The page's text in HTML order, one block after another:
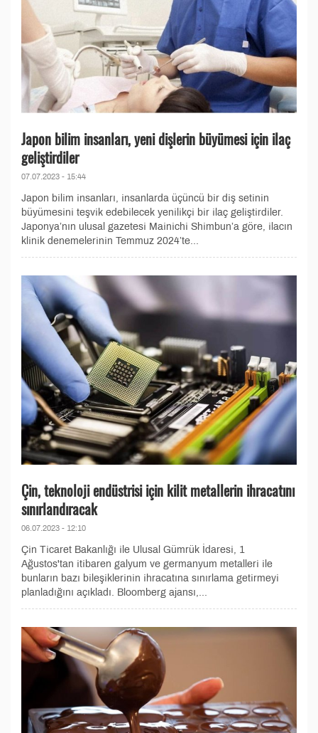
Japon bilim insanları, yeni dişlerin büyümesi için ilaç
geliştirdiler
07.07.2023 - 15:44
Japon bilim insanları, insanlarda üçüncü bir diş setinin
büyümesini teşvik edebilecek yenilikçi bir ilaç geliştirdiler.
Japonya’nın ulusal gazetesi Mainichi Shimbun’a göre, ilacın
klinik denemelerinin Temmuz 2024’te...
Çin, teknoloji endüstrisi için kilit metallerin ihracatını
sınırlandıracak
06.07.2023 - 12:10
Çin Ticaret Bakanlığı ile Ulusal Gümrük İdaresi, 1
Ağustos'tan itibaren galyum ve germanyum metalleri ile
bunların bazı bileşiklerinin ihracatına sınırlama getirmeyi
planladığını açıkladı. Bloomberg ajansı,...